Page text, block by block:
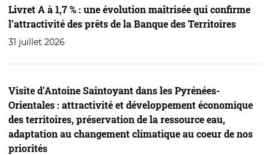
Livret A à 1,7 % : une évolution maîtrisée qui confirme
l’attractivité des prêts de la Banque des Territoires
31 juillet 2026
Visite d'Antoine Saintoyant dans les Pyrénées-
Orientales : attractivité et développement économique
des territoires, préservation de la ressource eau,
adaptation au changement climatique au coeur de nos
priorités